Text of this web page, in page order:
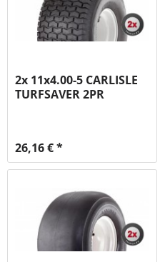
2x 11x4.00-5 CARLISLE
TURFSAVER 2PR
26,16 € *